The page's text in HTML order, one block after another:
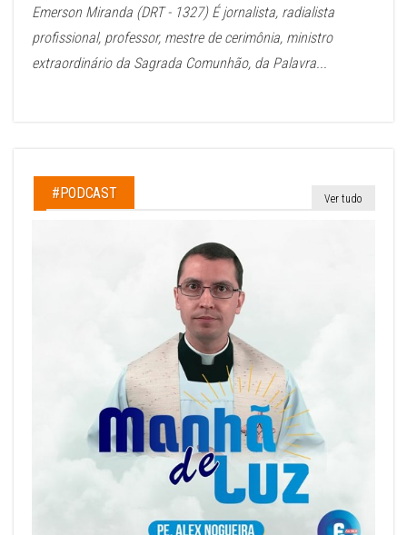
Emerson Miranda (DRT - 1327) É jornalista, radialista
profissional, professor, mestre de cerimônia, ministro
extraordinário da Sagrada Comunhão, da Palavra...
#PODCAST Ver tudo